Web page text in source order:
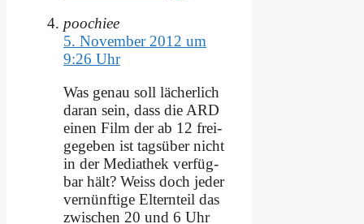
poochiee
5. November 2012 um
9:26 Uhr
Was ge­nau soll lä­cher­lich
dar­an sein, dass die ARD
ei­nen Film der ab 12 frei­
ge­ge­ben ist tags­über nicht
in der Me­dia­thek ver­füg­
bar hält? Weiss doch je­der
ver­nünf­ti­ge El­tern­teil das
zwi­schen 20 und 6 Uhr